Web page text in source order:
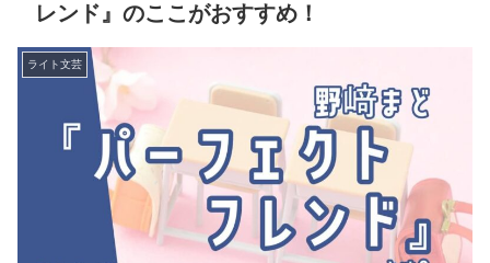
レンド』のここがおすすめ！
ライト文芸